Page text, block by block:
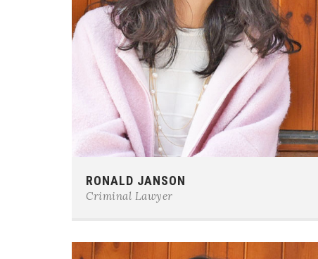
E-mail:team@example.com
RONALD JANSON
Criminal Lawyer